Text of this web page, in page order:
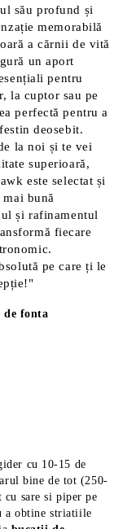
său profund și
memorabilă
a cărnii de vită
un aport
pentru
la cuptor sau pe
perfectă pentru a
deosebit.
la noi și te vei
superioară,
este selectat și
bună
și rafinamentul
fiecare
pe care ți le
de fonta
cu 10-15 de
bine de tot (250-
cu sare si piper pe
a obtine striatiile